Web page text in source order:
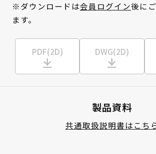
※ダウンロードは会員ログイン後に
ます。
PDF(2D) DWG(2D)
製品資料
共通取扱説明書はこち